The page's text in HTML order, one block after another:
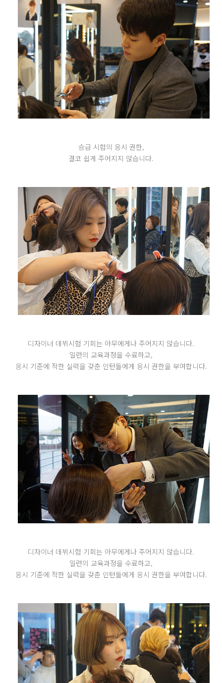
승급 시험의 응시 권한,
결코 쉽게 주어지지 않습니다.
디자이너 데뷔시험 기회는 아무에게나 주어지지 않습니다.
일련의 교육과정을 수료하고,
응시 기준에 적한 실력을 갖춘 인턴들에게 응시 권한을 부여합니다.
디자이너 데뷔시험 기회는 아무에게나 주어지지 않습니다.
일련의 교육과정을 수료하고,
응시 기준에 적한 실력을 갖춘 인턴들에게 응시 권한을 부여합니다.